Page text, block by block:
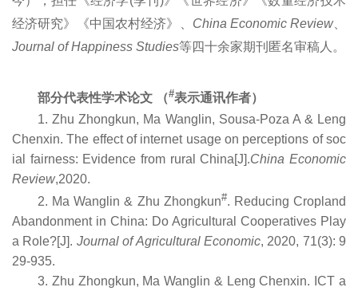
经济研究》《中国农村经济》、 China Economic Review、
Journal of Happiness Studies等四十余家期刊匿名审稿人。
部分代表性学术论文 （#表示通讯作者）
1. Zhu Zhongkun, Ma Wanglin, Sousa-Poza A & Leng
Chenxin. The effect of internet usage on perceptions of soc
ial fairness: Evidence from rural China[J].China Economic
Review,2020.
2. Ma Wanglin & Zhu Zhongkun#. Reducing Cropland
Abandonment in China: Do Agricultural Cooperatives Play
a Role?[J]. Journal of Agricultural Economic, 2020, 71(3): 9
29-935.
3. Zhu Zhongkun, Ma Wanglin & Leng Chenxin. ICT a